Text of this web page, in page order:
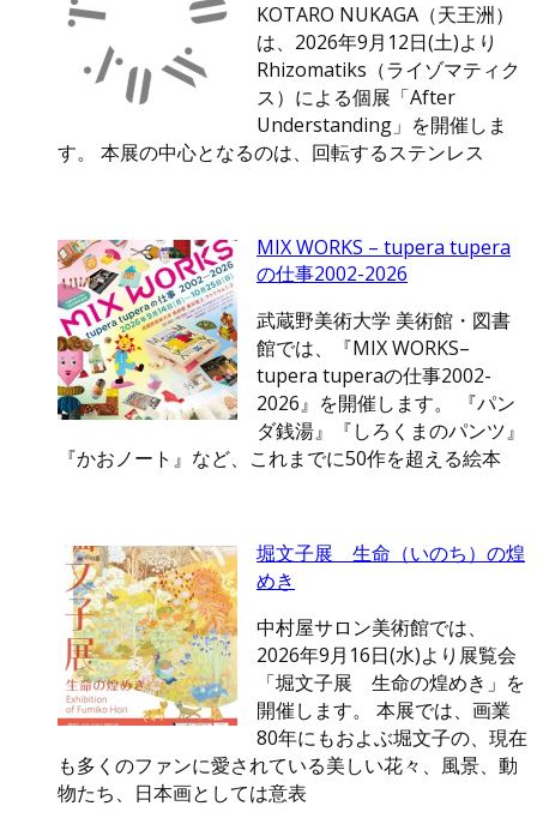
KOTARO NUKAGA（天王洲）
は、2026年9月12日(土)より
Rhizomatiks（ライゾマティク
ス）による個展「After
Understanding」を開催しま
す。 本展の中心となるのは、回転するステンレス
MIX WORKS – tupera tupera
の仕事2002-2026
武蔵野美術大学 美術館・図書
館では、『MIX WORKS–
tupera tuperaの仕事2002-
2026』を開催します。 『パン
ダ銭湯』『しろくまのパンツ』
『かおノート』など、これまでに50作を超える絵本
堀文子展 生命（いのち）の煌
めき
中村屋サロン美術館では、
2026年9月16日(水)より展覧会
「堀文子展 生命の煌めき」を
開催します。 本展では、画業
80年にもおよぶ堀文子の、現在
も多くのファンに愛されている美しい花々、風景、動
物たち、日本画としては意表